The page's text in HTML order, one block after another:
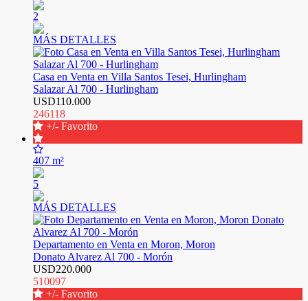
2
MÁS DETALLES
Casa en Venta en Villa Santos Tesei, Hurlingham
Salazar Al 700 - Hurlingham
USD110.000
246118
+/- Favorito
407 m²
5
MÁS DETALLES
Departamento en Venta en Moron, Moron
Donato Alvarez Al 700 - Morón
USD220.000
510097
+/- Favorito